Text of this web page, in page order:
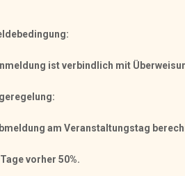
ist verbindlich mit
am Veranstaltungstag
vorher 50%.